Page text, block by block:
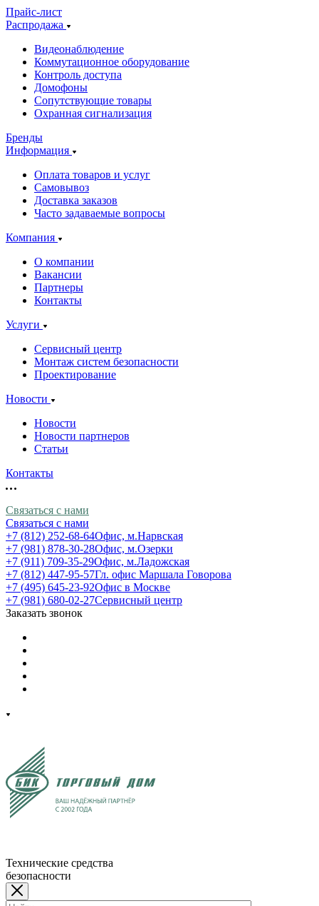
Прайс-лист
Распродажа
Видеонаблюдение
Коммутационное оборудование
Контроль доступа
Домофоны
Сопутствующие товары
Охранная сигнализация
Бренды
Информация
Оплата товаров и услуг
Самовывоз
Доставка заказов
Часто задаваемые вопросы
Компания
О компании
Вакансии
Партнеры
Контакты
Услуги
Сервисный центр
Монтаж систем безопасности
Проектирование
Новости
Новости
Новости партнеров
Статьи
Контакты
Связаться с нами
Связаться с нами
+7 (812) 252-68-64Офис, м.Нарвская
+7 (981) 878-30-28Офис, м.Озерки
+7 (911) 709-35-29Офис, м.Ладожская
+7 (812) 447-95-57Гл. офис Маршала Говорова
+7 (495) 645-23-92Офис в Москве
+7 (981) 680-02-27Сервисный центр
Заказать звонок
Технические средства
безопасности